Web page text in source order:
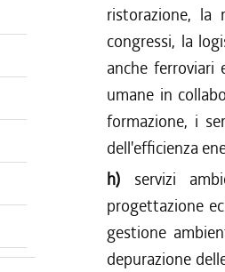
ristorazione, la
congressi, la
anche ferroviari
umane in
formazione, i
dell'efficienza
h) servizi
progettazione
gestione
depurazione